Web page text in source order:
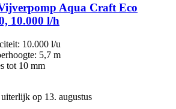
Aqua Craft Eco
10.000 l/h
10.000 l/u
5,7 m
tot 10 mm
op 13. augustus